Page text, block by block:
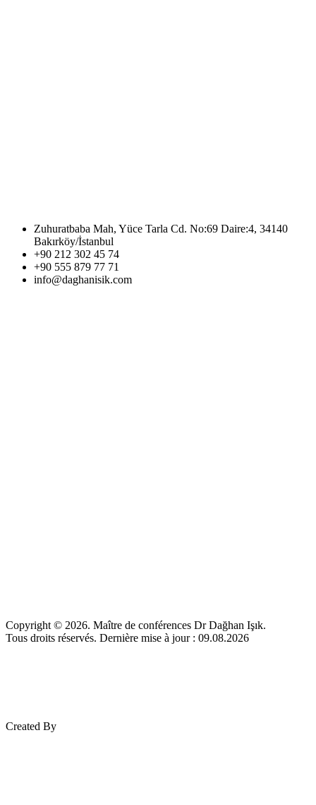
Zuhuratbaba Mah, Yüce Tarla Cd. No:69 Daire:4, 34140
Bakırköy/İstanbul
+90 212 302 45 74
+90 555 879 77 71
info@daghanisik.com
Copyright © 2026. Maître de conférences Dr Dağhan Işık.
Tous droits réservés. Dernière mise à jour : 09.08.2026
Created By